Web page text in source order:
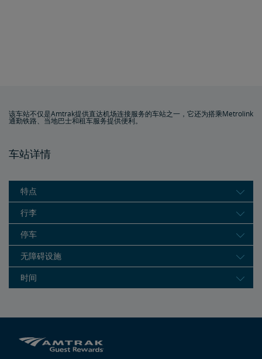
该车站不仅是Amtrak提供直达机场连接服务的车站之一，它还为搭乘Metrolink
通勤铁路、当地巴士和租车服务提供便利。
车站详情
特点
行李
停车
无障碍设施
时间